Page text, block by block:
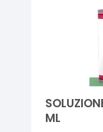
ML